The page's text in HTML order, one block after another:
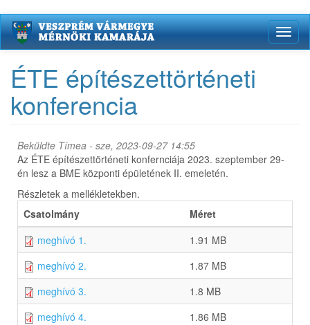
Ugrás
a
tartalomra
ÉTE építészettörténeti
konferencia
Beküldte Tímea - sze, 2023-09-27 14:55
Az ÉTE építészettörténeti konfernciája 2023. szeptember 29-
én lesz a BME központi épületének II. emeletén.
Részletek a mellékletekben.
Csatolmány
Méret
meghívó 1.
1.91 MB
meghívó 2.
1.87 MB
meghívó 3.
1.8 MB
meghívó 4.
1.86 MB